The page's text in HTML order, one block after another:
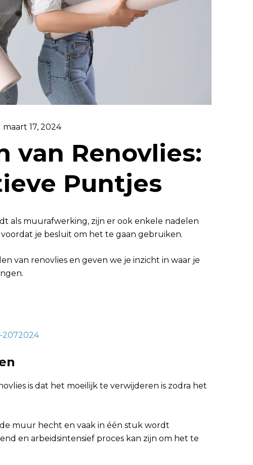
maart 17, 2024
van Renovlies:
Puntjes
als muurafwerking, zijn er ook enkele nadelen
je besluit om het te gaan gebruiken.
van renovlies en geven we je inzicht in waar je
2072024
is dat het moeilijk te verwijderen is zodra het
muur hecht en vaak in één stuk wordt
en arbeidsintensief proces kan zijn om het te